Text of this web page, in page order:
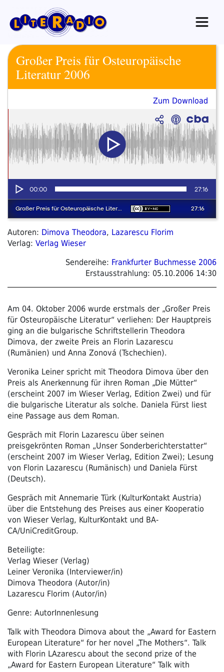
Inhalt
springen
Großer Preis für Osteuropäische
Literatur 2006
Zum Download
Autoren: Dimova Theodora, Lazarescu Florim
Verlag: Verlag Wieser
Sendereihe: Frankfurter Buchmesse 2006
Erstausstrahlung: 05.10.2006 14:30
Am 04. Oktober 2006 wurde erstmals der „Großer Preis
für Osteuropäische Literatur“ verliehen: Der Hauptpreis
ging an die bulgarische Schriftstellerin Theodora
Dimova, der zweite Preis an Florin Lazarescu
(Rumänien) und Anna Zonová (Tschechien).
Veronika Leiner spricht mit Theodora Dimova über den
Preis als Anerkennung für ihren Roman „Die Mütter“
(erscheint 2007 im Wieser Verlag, Edition Zwei) und für
die bulgarische Literatur als solche. Daniela Fürst liest
eine Passage aus dem Roman.
Gespräch mit Florin Lazarescu über seinen
preisgekrönten Roman „Unser Sonderberichterstatter“
(erscheint 2007 im Wieser Verlag, Edition Zwei); Lesung
von Florin Lazarescu (Rumänisch) und Daniela Fürst
(Deutsch).
Gespräch mit Annemarie Türk (KulturKontakt Austria)
über die Entstehung des Preises aus einer Kooperatio
von Wieser Verlag, KulturKontakt und BA-
CA/UniCreditGroup.
Beteiligte:
Verlag Wieser (Verlag)
Leiner Veronika (Interviewer/in)
Dimova Theodora (Autor/in)
Lazarescu Florim (Autor/in)
Genre: AutorInnenlesung
Talk with Theodora Dimova about the „Award for Eastern
European Literature“ for her novel „The Mothers“. Talk
with Florin LAzarescu about the second prize of the
„Award for Eastern European Literature“ Talk with